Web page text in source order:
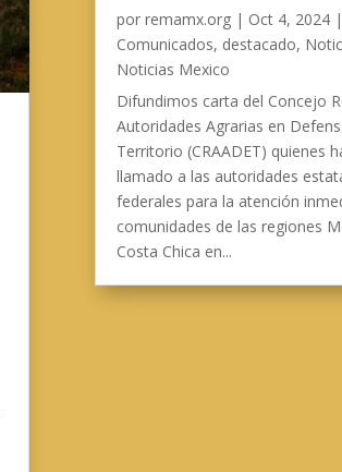
por remamx.org| Oct 4, 2024|
Comunicados, destacado,
Noticias Mexico
Difundimos carta del Concejo
Autoridades Agrarias en
Territorio (CRAADET) quienes
llamado a las autoridades
federales para la atención
comunidades de las regiones
Costa Chica en...